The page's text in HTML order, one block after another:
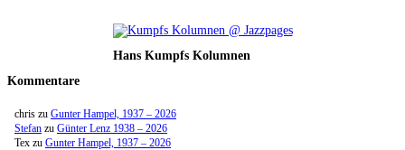
Hans Kumpfs Kolumnen
Kommentare
chris zu Gunter Hampel, 1937 – 2026
Stefan zu Günter Lenz 1938 – 2026
Tex zu Gunter Hampel, 1937 – 2026